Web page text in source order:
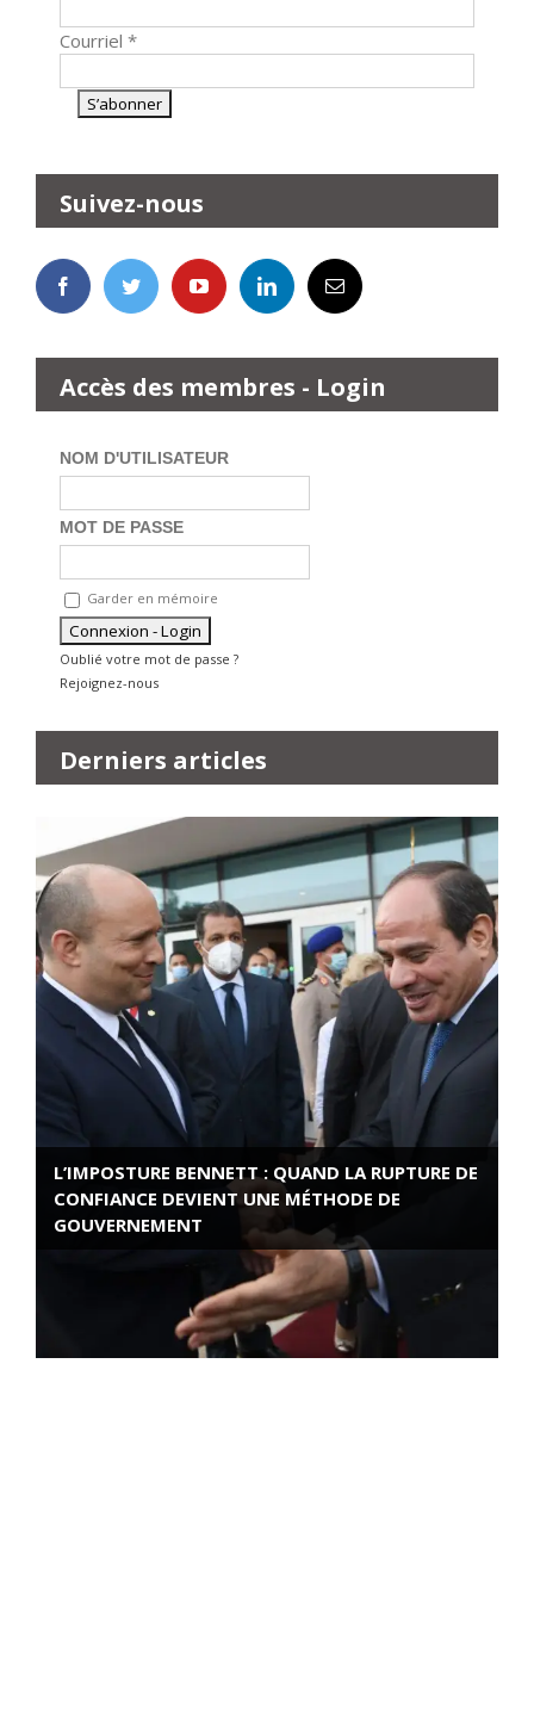
Courriel *
Suivez-nous
Accès des membres - Login
NOM D'UTILISATEUR
MOT DE PASSE
Garder en mémoire
Oublié votre mot de passe ?
Rejoignez-nous
Derniers articles
L’IMPOSTURE BENNETT : QUAND LA RUPTURE DE
CONFIANCE DEVIENT UNE MÉTHODE DE
GOUVERNEMENT
ROSE VALLAND, HEROÏNE DE LA RESISTANCE